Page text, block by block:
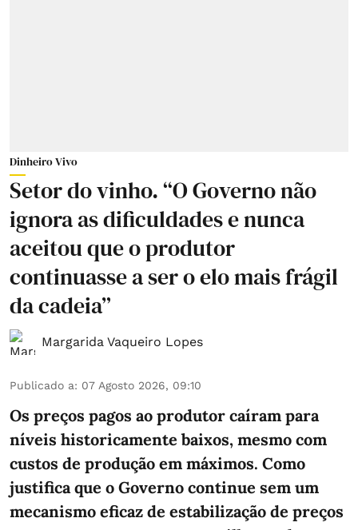
Dinheiro Vivo
Setor do vinho. “O Governo não
ignora as dificuldades e nunca
aceitou que o produtor
continuasse a ser o elo mais frágil
da cadeia”
Margarida Vaqueiro Lopes
Publicado a: 07 Agosto 2026, 09:10
Os preços pagos ao produtor caíram para
níveis historicamente baixos, mesmo com
custos de produção em máximos. Como
justifica que o Governo continue sem um
mecanismo eficaz de estabilização de preços